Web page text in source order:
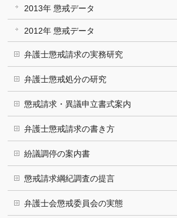
2013年 懲戒データ
2012年 懲戒データ
弁護士懲戒請求の実務研究
弁護士懲戒処分の研究
懲戒請求・異議申立書式案内
弁護士懲戒請求の書き方
紛議調停の案内書
懲戒請求綱紀調査の提言
弁護士会懲戒委員会の実態